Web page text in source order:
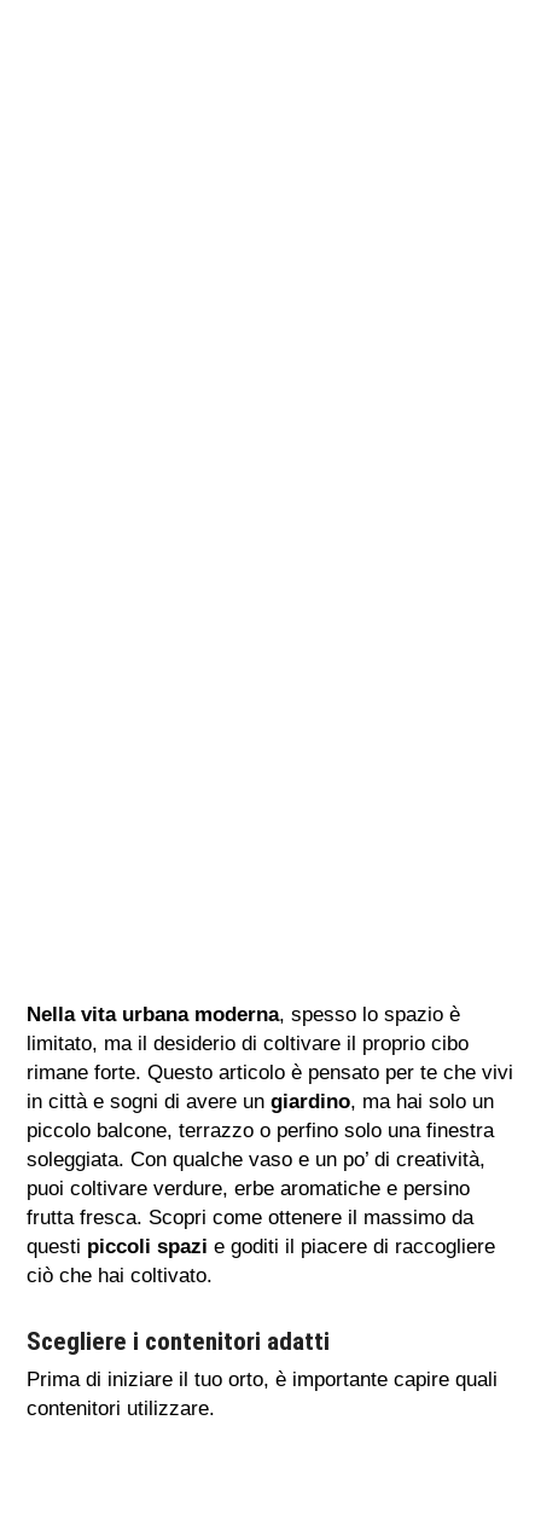
Nella vita urbana moderna, spesso lo spazio è
limitato, ma il desiderio di coltivare il proprio cibo
rimane forte. Questo articolo è pensato per te che vivi
in città e sogni di avere ungiardino, ma hai solo un
piccolo balcone, terrazzo o perfino solo una finestra
soleggiata. Con qualche vaso e un po’ di creatività,
puoi coltivare verdure, erbe aromatiche e persino
frutta fresca. Scopri come ottenere il massimo da
questi piccoli spazi e goditi il piacere di raccogliere
ciò che hai coltivato.
Scegliere i contenitori adatti
Prima di iniziare il tuo orto, è importante capire quali
contenitori utilizzare.